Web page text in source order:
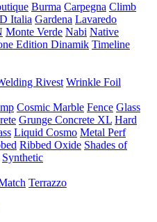
Burma Carpegna Climb
Italia Gardena Lavaredo
Monte Verde Nabi Native
Edition Dinamik Timeline
Rivest Wrinkle Foil
Cosmic Marble Fence Glass
Grunge Concrete XL Hard
Liquid Cosmo Metal Perf
Ribbed Oxide Shades of
Synthetic
Terrazzo